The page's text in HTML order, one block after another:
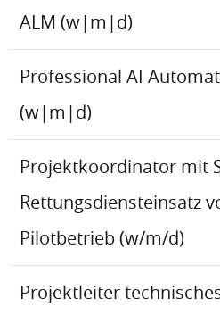
ALM (w|m|d)
Professional AI
(w|m|d)
Projektkoordinator mit
Rettungsdiensteinsatz
Pilotbetrieb (w/m/d)
Projektleiter